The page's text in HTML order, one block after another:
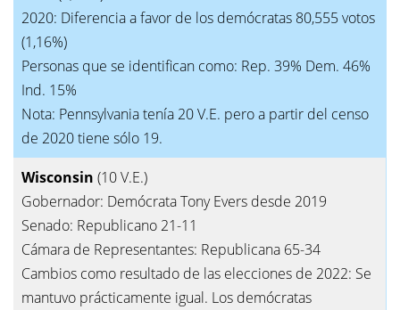
2020: Diferencia a favor de los demócratas 80,555 votos
(1,16%)
Personas que se identifican como: Rep. 39% Dem. 46%
Ind. 15%
Nota: Pennsylvania tenía 20 V.E. pero a partir del censo
de 2020 tiene sólo 19.
Wisconsin (10 V.E.)
Gobernador: Demócrata Tony Evers desde 2019
Senado: Republicano 21-11
Cámara de Representantes: Republicana 65-34
Cambios como resultado de las elecciones de 2022: Se
mantuvo prácticamente igual. Los demócratas